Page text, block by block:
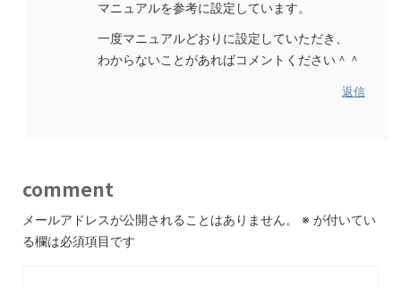
マニュアルを参考に設定しています。
一度マニュアルどおりに設定していただき、
わからないことがあればコメントください＾＾
返信
comment
メールアドレスが公開されることはありません。 ※ が付いてい
る欄は必須項目です